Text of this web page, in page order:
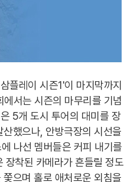
플레이 시즌1'이 마지막까지
서는 시즌의 마무리를 기념
5개 도시 투어의 대미를 장
했으나, 안방극장의 시선을
나선 멤버들은 커피 내기를
장착된 카메라가 흔들릴 정도
으며 홀로 애처로운 외침을